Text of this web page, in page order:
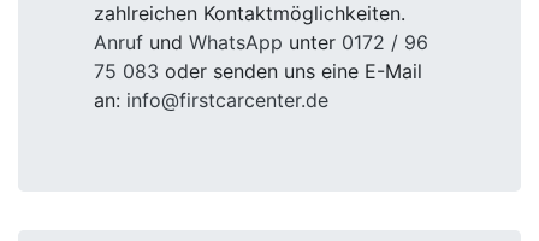
zahlreichen Kontaktmöglichkeiten.
Anruf und WhatsApp unter 0172 / 96
75 083 oder senden uns eine E-Mail
an: info@firstcarcenter.de